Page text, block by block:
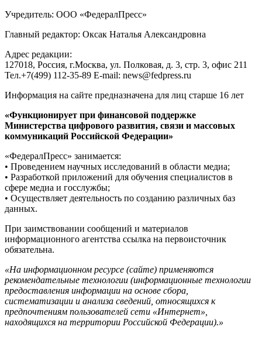
Учредитель: ООО «ФедералПресс»
Главный редактор: Оксак Наталья Александровна
Адрес редакции:
127018, Россия, г.Москва, ул. Полковая, д. 3, стр. 3, офис 211
Тел.+7(499) 112-35-89 E-mail: news@fedpress.ru
Информация на сайте предназначена для лиц старше 16 лет
«Функционирует при финансовой поддержке
Министерства цифрового развития, связи и массовых
коммуникаций Российской Федерации»
«ФедералПресс» занимается:
• Проведением научных исследований в области медиа;
• Разработкой приложений для обучения специалистов в
сфере медиа и госслужбы;
• Осуществляет деятельность по созданию различных баз
данных.
При заимствовании сообщений и материалов
информационного агентства ссылка на первоисточник
обязательна.
«На информационном ресурсе (сайте) применяются
рекомендательные технологии (информационные технологии
предоставления информации на основе сбора,
систематизации и анализа сведений, относящихся к
предпочтениям пользователей сети «Интернет»,
находящихся на территории Российской Федерации).»